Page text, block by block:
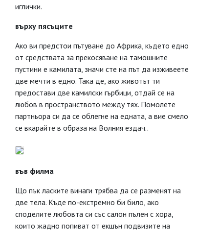
иглички.
върху пясъците
Ако ви предстои пътуване до Африка, където едно
от средствата за прекосяване на тамошните
пустини е камилата, значи сте на път да изживеете
две мечти в едно. Така де, ако животът ти
предостави две камилски гърбици, отдай се на
любов в пространството между тях. Помолете
партньора си да се облегне на едната, а вие смело
се вкарайте в образа на Волния ездач..
във филма
Що пък ласките винаги трябва да се разменят на
две тела. Къде по-екстремно би било, ако
споделите любовта си със салон пълен с хора,
които жадно попиват от екшън подвизите на